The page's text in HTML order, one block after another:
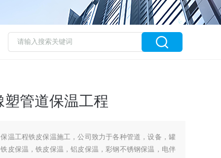
管道保温工程
温工程铁皮保温施工，公司致力于各种管道，设备，罐
皮保温，铁皮保温，铝皮保温，彩钢不锈钢保温，电伴